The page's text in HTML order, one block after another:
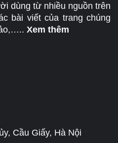
dùng từ nhiều nguồn trên
bài viết của trang chúng
Xem thêm
Cầu Giấy, Hà Nội